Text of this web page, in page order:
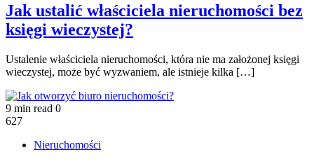
Jak ustalić właściciela nieruchomości bez
księgi wieczystej?
Ustalenie właściciela nieruchomości, która nie ma założonej księgi
wieczystej, może być wyzwaniem, ale istnieje kilka […]
9 min read 0
627
Nieruchomości